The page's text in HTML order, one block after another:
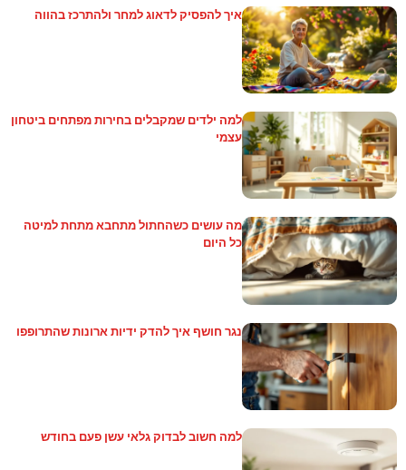
איך להפסיק לדאוג למחר ולהתרכז בהווה
למה ילדים שמקבלים בחירות מפתחים ביטחון
עצמי
מה עושים כשהחתול מתחבא מתחת למיטה
כל היום
נגר חושף איך להדק ידיות ארונות שהתרופפו
למה חשוב לבדוק גלאי עשן פעם בחודש